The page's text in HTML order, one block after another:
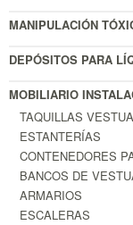
MANIPULACIÓN
DEPÓSITOS PARA
MOBILIARIO
TAQUILLAS
ESTANTERÍAS
CONTENEDORES
BANCOS DE
ARMARIOS
ESCALERAS